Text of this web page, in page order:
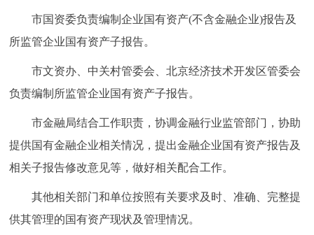
市国资委负责编制企业国有资产(不含金融企业)报告及
所监管企业国有资产子报告。
市文资办、中关村管委会、北京经济技术开发区管委会
负责编制所监管企业国有资产子报告。
市金融局结合工作职责，协调金融行业监管部门，协助
提供国有金融企业相关情况，提出金融企业国有资产报告及
相关子报告修改意见等，做好相关配合工作。
其他相关部门和单位按照有关要求及时、准确、完整提
供其管理的国有资产现状及管理情况。